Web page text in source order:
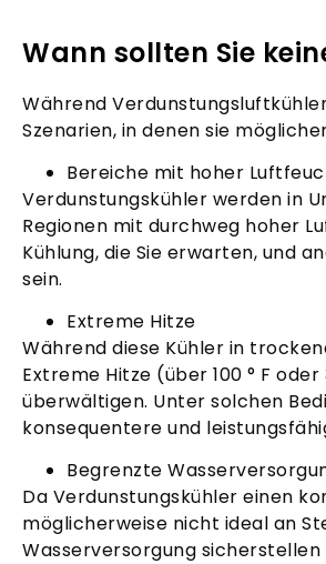
Wann sollten Sie
Während
Szenarien, in denen sie
Bereiche mit hoher
Verdunstungskühler werden in
Regionen mit durchweg hoher
Kühlung, die Sie erwarten, und
sein.
Extreme Hitze
Während diese Kühler in
Extreme Hitze (über 100 ° F
überwältigen. Unter solchen
konsequentere und
Begrenzte
Da Verdunstungskühler einen
möglicherweise nicht ideal an
Wasserversorgung sicherstellen